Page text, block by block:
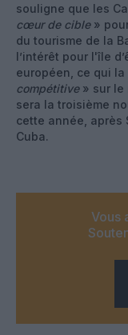
souligne que les
cœur de cible»
du tourisme de la
l’intérêt pour l'île
européen, ce qui la
compétitive» sur le
sera la troisième
cette année, après
Cuba.
Vous